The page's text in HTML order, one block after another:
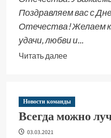
Поздравляем вас с
Отечества! Желаем
удачи, любви и...
Читать далее
Новости команды
Всегда можно
03.03.2021